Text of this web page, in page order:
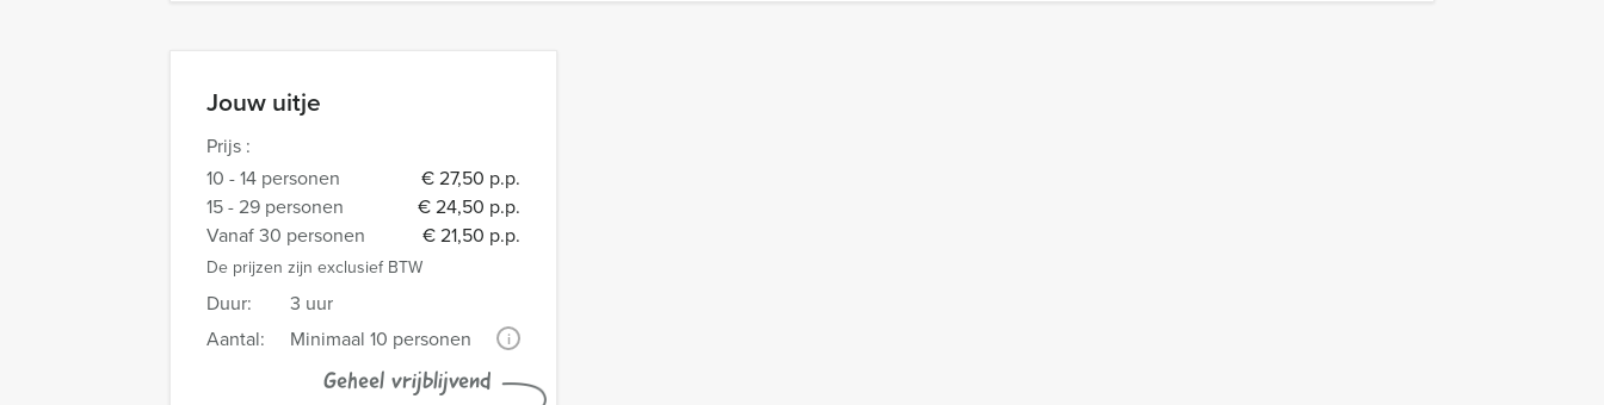
Jouw uitje
Prijs :
10 - 14 personen
€ 27,50 p.p.
15 - 29 personen
€ 24,50 p.p.
Vanaf 30 personen
€ 21,50 p.p.
De prijzen zijn exclusief BTW
Duur:
3 uur
Aantal:
Minimaal 10 personen i
Geheel vrijblijvend